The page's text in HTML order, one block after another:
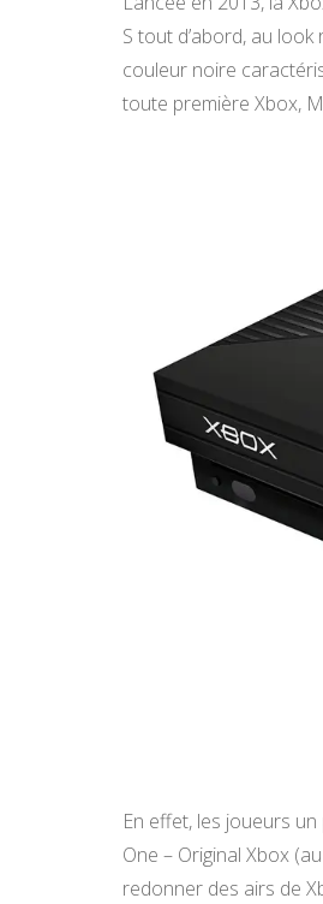
S tout d’abord, au
couleur noire
toute première Xbox,
En effet, les joueurs
One – Original Xbox
redonner des airs de